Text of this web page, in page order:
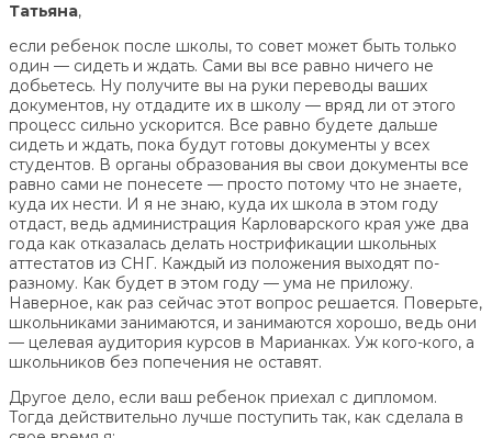
Татьяна,
если ребенок после школы, то совет может быть только
один — сидеть и ждать. Сами вы все равно ничего не
добьетесь. Ну получите вы на руки переводы ваших
документов, ну отдадите их в школу — вряд ли от этого
процесс сильно ускорится. Все равно будете дальше
сидеть и ждать, пока будут готовы документы у всех
студентов. В органы образования вы свои документы все
равно сами не понесете — просто потому что не знаете,
куда их нести. И я не знаю, куда их школа в этом году
отдаст, ведь администрация Карловарского края уже два
года как отказалась делать нострификации школьных
аттестатов из СНГ. Каждый из положения выходят по-
разному. Как будет в этом году — ума не приложу.
Наверное, как раз сейчас этот вопрос решается. Поверьте,
школьниками занимаются, и занимаются хорошо, ведь они
— целевая аудитория курсов в Марианках. Уж кого-кого, а
школьников без попечения не оставят.
Другое дело, если ваш ребенок приехал с дипломом.
Тогда действительно лучше поступить так, как сделала в